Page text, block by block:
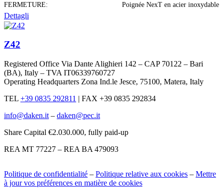
FERMETURE:
Poignée NexT en acier inoxydable
Dettagli
Z42
Registered Office Via Dante Alighieri 142 – CAP 70122 – Bari
(BA), Italy – TVA IT06339760727
Operating Headquarters Zona Ind.le Jesce, 75100, Matera, Italy
TEL +39 0835 292811 | FAX +39 0835 292834
info@daken.it – daken@pec.it
Share Capital €2.030.000, fully paid-up
REA MT 77227 – REA BA 479093
Politique de confidentialité – Politique relative aux cookies – Mettre
à jour vos préférences en matière de cookies